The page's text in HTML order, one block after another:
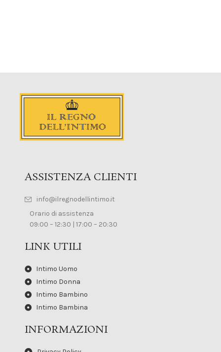
ASSISTENZA CLIENTI
info@ilregnodellintimo.it
Orario di assistenza
09:00 – 12:30 | 17:00 – 20:30
LINK UTILI
Intimo Uomo
Intimo Donna
Intimo Bambino
Intimo Bambina
INFORMAZIONI